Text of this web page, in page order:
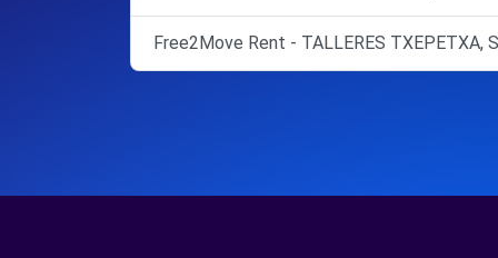
Free2Move Rent - TALLERES TXEPETXA,